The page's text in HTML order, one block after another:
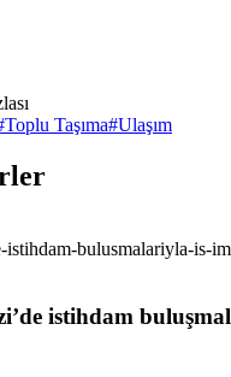
Toplu Taşıma#Ulaşım
istihdam